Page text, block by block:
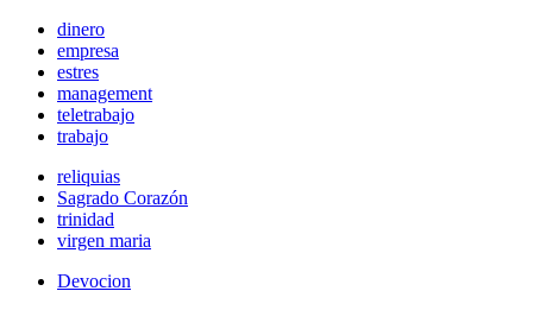
dinero
empresa
estres
management
teletrabajo
trabajo
reliquias
Sagrado Corazón
trinidad
virgen maria
Devocion